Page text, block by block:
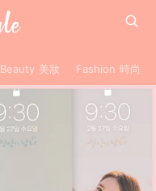
Beauty 美妝 Fashion 時尚